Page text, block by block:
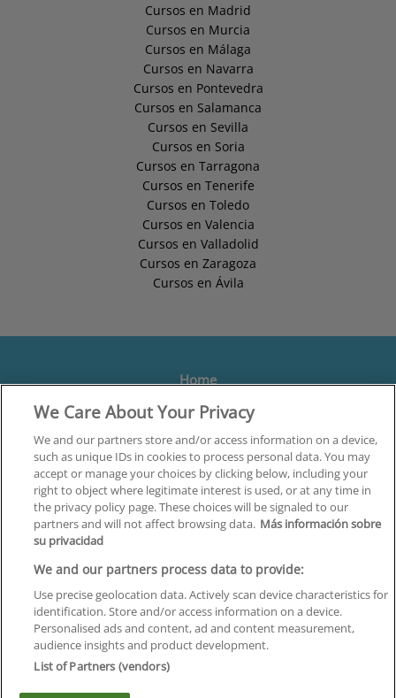
Cursos en Madrid
Cursos en Murcia
Cursos en Málaga
Cursos en Navarra
Cursos en Pontevedra
Cursos en Salamanca
Cursos en Sevilla
Cursos en Soria
Cursos en Tarragona
Cursos en Tenerife
Cursos en Toledo
Cursos en Valencia
Cursos en Valladolid
Cursos en Zaragoza
Cursos en Ávila
Home
Formación
Centros
Orientación
Quiénes somos
Contacta
Aviso Legal
Política de Privacidad
Política de Cookies
Canal Ético
We Care About Your Privacy
We and our partners store and/or access information on a device,
such as unique IDs in cookies to process personal data. You may
accept or manage your choices by clicking below, including your
right to object where legitimate interest is used, or at any time in
the privacy policy page. These choices will be signaled to our
partners and will not affect browsing data. Más información sobre
su privacidad
We and our partners process data to provide:
Use precise geolocation data. Actively scan device characteristics for
identification. Store and/or access information on a device.
Personalised ads and content, ad and content measurement,
audience insights and product development.
List of Partners (vendors)